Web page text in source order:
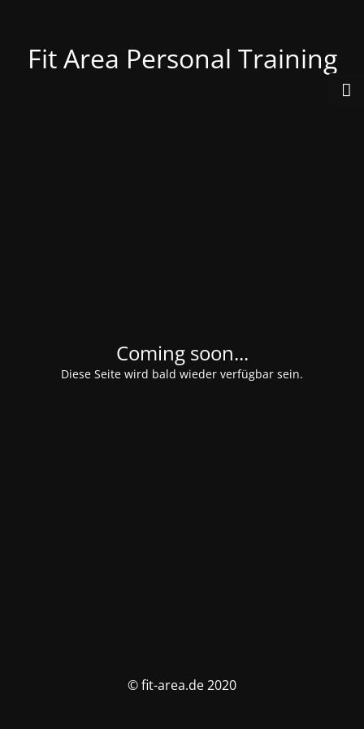
Fit Area Personal Training
Coming soon...
Diese Seite wird bald wieder verfügbar sein.
© fit-area.de 2020